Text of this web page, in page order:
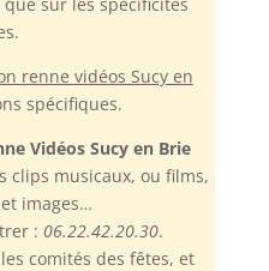
renne vidéos Sucy en
spécifiques.
Vidéos Sucy en Brie
clips musicaux, ou films,
images…
: 06.22.42.20.30.
comités des fêtes, et